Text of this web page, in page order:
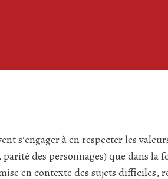
s’engager à en respecter les
des personnages) que dans la
en contexte des sujets difficiles,